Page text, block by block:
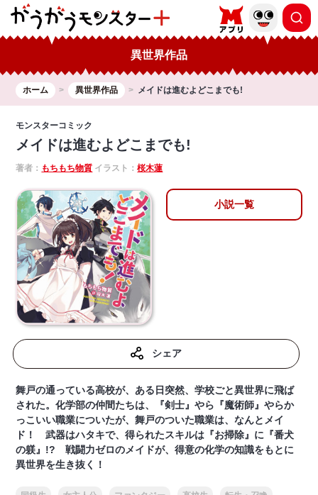
異世界作品
ホーム 異世界作品 メイドは進むよどこまでも!
モンスターコミック
メイドは進むよどこまでも!
著者： もちもち物質 イラスト：桜木蓮
小説一覧
シェア
舞戸の通っている高校が、ある日突然、学校ごと異世界に飛ば
された。化学部の仲間たちは、『剣士』やら『魔術師』やらか
っこいい職業についたが、舞戸のついた職業は、なんとメイ
ド！ 武器はハタキで、得られたスキルは『お掃除』に『番犬
の躾』!? 戦闘力ゼロのメイドが、得意の化学の知識をもとに
異世界を生き抜く！